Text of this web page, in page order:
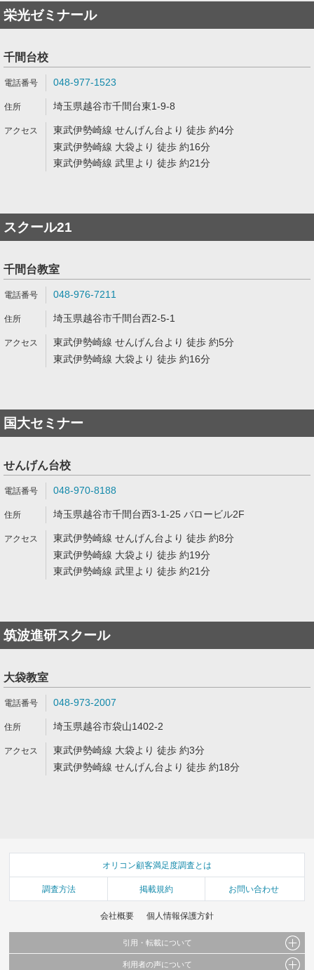
栄光ゼミナール
千間台校
048-977-1523
埼玉県越谷市千間台東1-9-8
東武伊勢崎線 せんげん台より 徒歩 約4分
東武伊勢崎線 大袋より 徒歩 約16分
東武伊勢崎線 武里より 徒歩 約21分
スクール21
千間台教室
048-976-7211
埼玉県越谷市千間台西2-5-1
東武伊勢崎線 せんげん台より 徒歩 約5分
東武伊勢崎線 大袋より 徒歩 約16分
国大セミナー
せんげん台校
048-970-8188
埼玉県越谷市千間台西3-1-25 バロービル2F
東武伊勢崎線 せんげん台より 徒歩 約8分
東武伊勢崎線 大袋より 徒歩 約19分
東武伊勢崎線 武里より 徒歩 約21分
筑波進研スクール
大袋教室
048-973-2007
埼玉県越谷市袋山1402-2
東武伊勢崎線 大袋より 徒歩 約3分
東武伊勢崎線 せんげん台より 徒歩 約18分
オリコン顧客満足度調査とは
調査方法 掲載規約 お問い合わせ
会社概要 個人情報保護方針
引用・転載について
当サイトで公開されている情報（文字、写真、イラスト、画像データ等）及びこれらの配
利用者の声について